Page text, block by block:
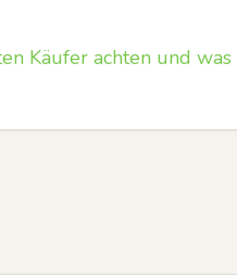
Käufer achten und